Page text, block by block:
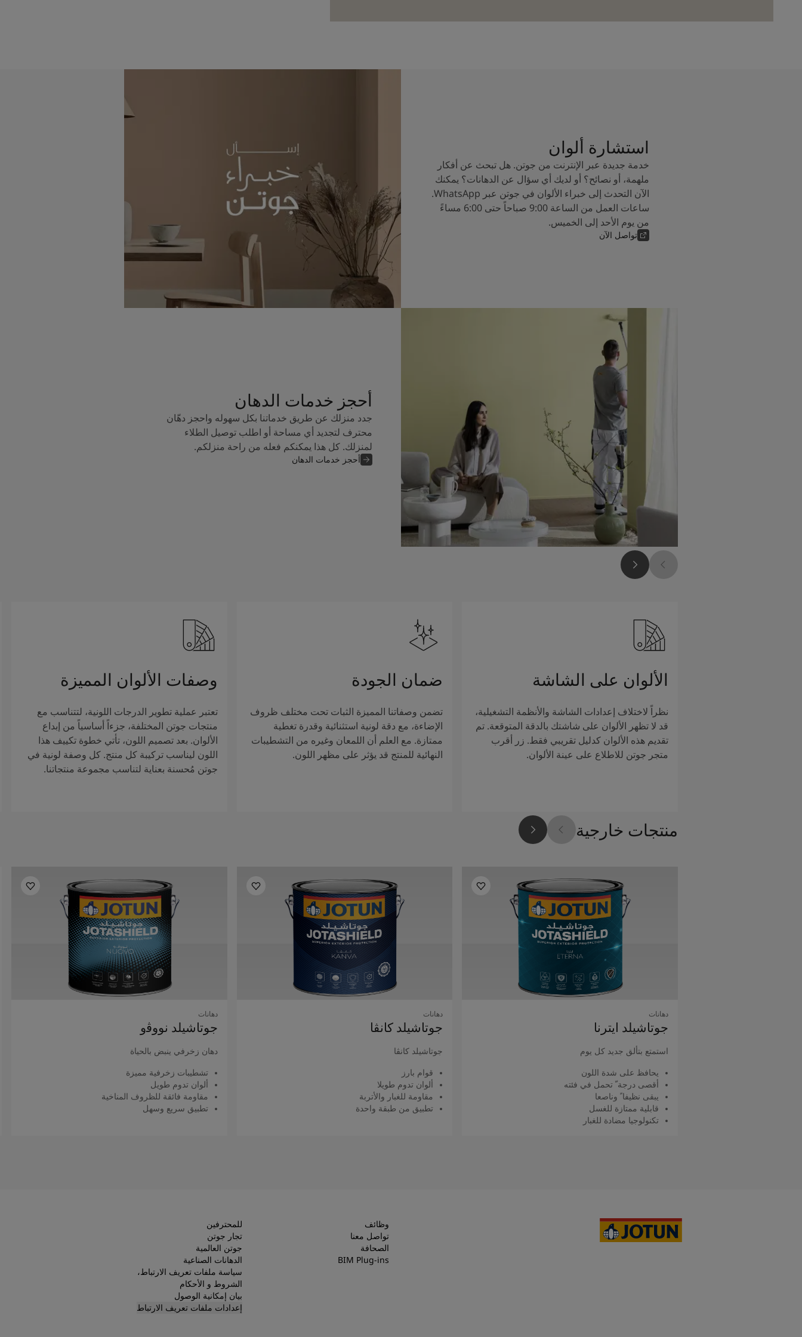
استشارة ألوان
خدمة جديدة عبر الإنترنت من جوتن. هل تبحث عن أفكار
ملهمة، أو نصائح؟ أو لديك أي سؤال عن الدهانات؟ يمكنك
الآن التحدث إلى خبراء الألوان في جوتن عبر WhatsApp.
ساعات العمل من الساعة 9:00 صباحاً حتى 6:00 مساءً
من يوم الأحد إلى الخميس.
تواصل الآن
أحجز خدمات الدهان
جدد منزلك عن طريق خدماتنا بكل سهوله واحجز دهّان
محترف لتجديد أي مساحة أو اطلب توصيل الطلاء
لمنزلك. كل هذا يمكنكم فعله من راحة منزلكم.
أحجز خدمات الدهان
الألوان على الشاشة
نظراً لاختلاف إعدادات الشاشة والأنظمة التشغيلية،
قد لا تظهر الألوان على شاشتك بالدقة المتوقعة. تم
تقديم هذه الألوان كدليل تقريبي فقط. زر أقرب
متجر جوتن للاطلاع على عينة الألوان.
ضمان الجودة
تضمن وصفاتنا المميزة الثبات تحت مختلف ظروف
الإضاءة، مع دقة لونية استثنائية وقدرة تغطية
ممتازة. مع العلم أن اللمعان وغيره من التشطيبات
النهائية للمنتج قد يؤثر على مظهر اللون.
وصفات الألوان المميزة
تعتبر عملية تطوير الدرجات اللونية، لتتناسب مع
منتجات جوتن المختلفة، جزءاً أساسياً من إبداع
الألوان. بعد تصميم اللون، تأتي خطوة تكييف هذا
اللون ليناسب تركيبة كل منتج. كل وصفة لونية في
جوتن مُحسنة بعناية لتناسب مجموعة منتجاتنا.
منتجات خارجية
دهانات
جوتاشيلد اﻳﺘﺮﻧﺎ
استمتع بتألق جديد كل يوم
يحافظ على شدة اللون
أقصى درجة ّ تحمل في فئته
يبقى نظيفا ً وناصعا
قابلية ممتازة للغسل
تكنولوجيا مضادة للغبار
دهانات
جوتاشيلد كانڤا
جوتاشيلد كانڤا
قوام بارز
ألوان تدوم طويلا
مقاومة للغبار والأتربة
تطبيق من طبقة واحدة
دهانات
ﺟﻮﺗﺎﺷﻴﻠﺪ ﻧﻮوﭬو
دﻫﺎن زﺧﺮﻓﻲ ﻳﻨﺒﺾ ﺑﺎﻟﺤﻴﺎة
تشطيبات زخرفية مميزة
ألوان تدوم طويل
مقاومة فائقة للظروف المناخية
تطبيق سريع وسهل
وظائف
تواصل معنا
الصحافة
BIM Plug-ins
للمحترفين
تجار جوتن
جوتن العالمية
الدهانات الصناعية
سياسة ملفات تعريف الارتباط،
الشروط و الأحكام
بيان إمكانية الوصول
إعدادات ملفات تعريف الارتباط